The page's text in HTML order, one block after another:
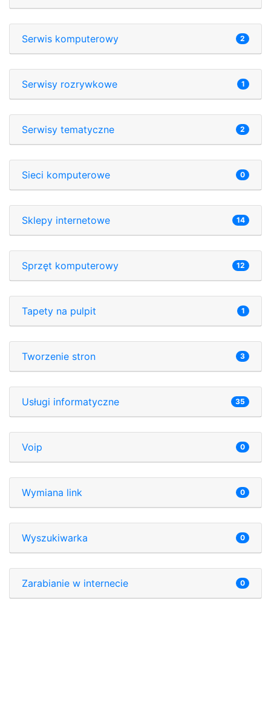
Serwis komputerowy 2
Serwisy rozrywkowe 1
Serwisy tematyczne 2
Sieci komputerowe 0
Sklepy internetowe 14
Sprzęt komputerowy 12
Tapety na pulpit 1
Tworzenie stron 3
Usługi informatyczne 35
Voip 0
Wymiana link 0
Wyszukiwarka 0
Zarabianie w internecie 0